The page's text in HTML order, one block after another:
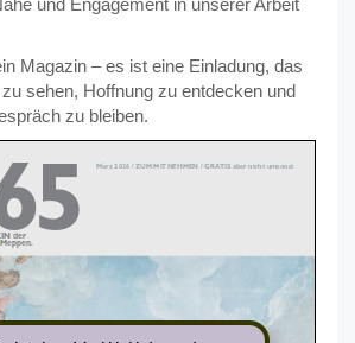
und Engagement in unserer Arbeit
Magazin – es ist eine Einladung, das
sehen, Hoffnung zu entdecken und
zu bleiben.